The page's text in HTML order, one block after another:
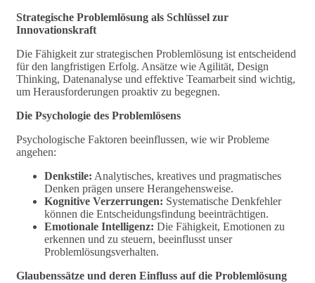
Strategische Problemlösung als Schlüssel zur
Innovationskraft
Die Fähigkeit zur strategischen Problemlösung ist entscheidend
für den langfristigen Erfolg. Ansätze wie Agilität, Design
Thinking, Datenanalyse und effektive Teamarbeit sind wichtig,
um Herausforderungen proaktiv zu begegnen.
Die Psychologie des Problemlösens
Psychologische Faktoren beeinflussen, wie wir Probleme
angehen:
Denkstile: Analytisches, kreatives und pragmatisches
Denken prägen unsere Herangehensweise.
Kognitive Verzerrungen: Systematische Denkfehler
können die Entscheidungsfindung beeinträchtigen.
Emotionale Intelligenz: Die Fähigkeit, Emotionen zu
erkennen und zu steuern, beeinflusst unser
Problemlösungsverhalten.
Glaubenssätze und deren Einfluss auf die Problemlösung